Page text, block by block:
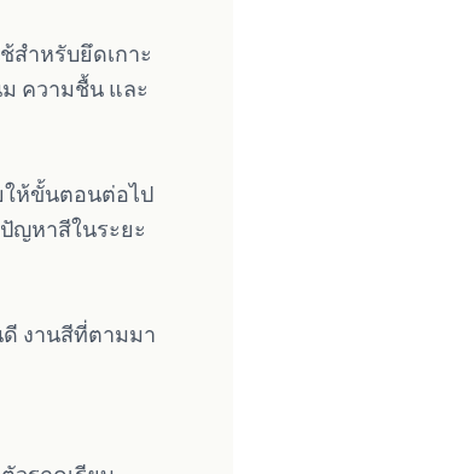
สำหรับยึดเกาะ
ความชื้น และ
ให้ขั้นตอนต่อไป
ญหาสีในระยะ
งานสีที่ตามมา